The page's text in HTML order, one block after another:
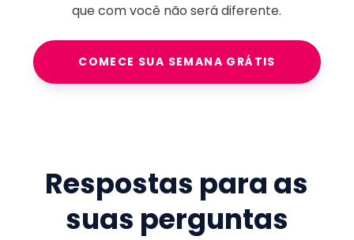
que com você não será diferente.
COMECE SUA SEMANA GRÁTIS
Respostas para as
suas perguntas